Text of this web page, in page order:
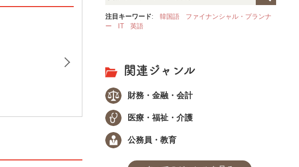
司法試験
かどうかを判定するための国家試験です。裁
判員制度の導入や被害者参加制度など、日本
支える法曹の役割は今後ますます重要になる
でしょう。
注目キーワード: 韓国語
ファイナンシャル・プランナ
ー
IT 英語
関連ジャンル
財務・金融・会計
医療・福祉・介護
公務員・教育